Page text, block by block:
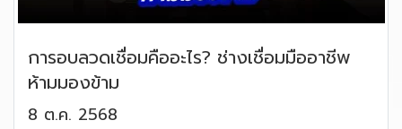
การอบลวดเชื่อมคืออะไร? ช่างเชื่อมมืออาชีพ
ห้ามมองข้าม
8 ต.ค. 2568